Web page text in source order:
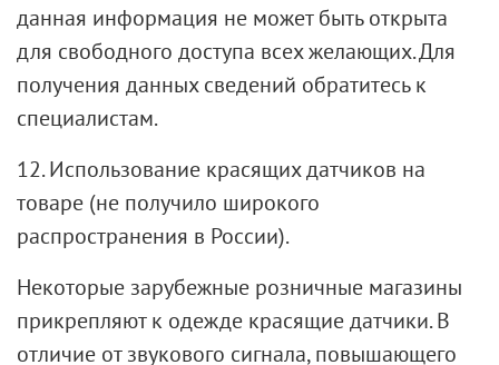
данная информация не может быть открыта
для свободного доступа всех желающих. Для
получения данных сведений обратитесь к
специалистам.
12. Использование красящих датчиков на
товаре (не получило широкого
распространения в России).
Некоторые зарубежные розничные магазины
прикрепляют к одежде красящие датчики. В
отличие от звукового сигнала, повышающего